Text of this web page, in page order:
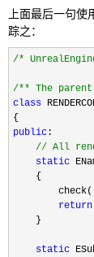
上面最后一句使
踪之：
/*
/** The
class
public :
// All
static
    {
        check(
return
    }
static